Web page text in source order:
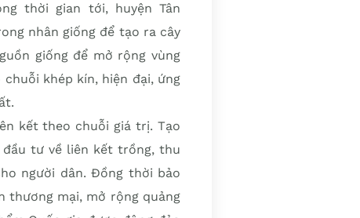
thời gian tới, huyện Tân
nhân giống để tạo ra cây
giống để mở rộng vùng
khép kín, hiện đại, ứng
kết theo chuỗi giá trị. Tạo
đầu tư về liên kết trồng, thu
người dân. Đồng thời bảo
thương mại, mở rộng quảng